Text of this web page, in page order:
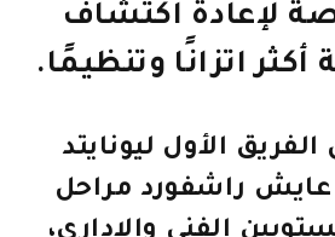
لإعادة اكتشاف
اتزانًا وتنظيمًا.
الأول ليونايتد
راشفورد مراحل
الفني والإداري،